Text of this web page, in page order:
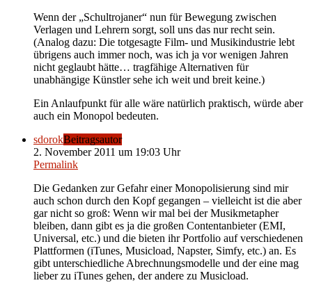
Wenn der „Schultrojaner“ nun für Bewegung zwischen
Verlagen und Lehrern sorgt, soll uns das nur recht sein.
(Analog dazu: Die totgesagte Film- und Musikindustrie lebt
übrigens auch immer noch, was ich ja vor wenigen Jahren
nicht geglaubt hätte… tragfähige Alternativen für
unabhängige Künstler sehe ich weit und breit keine.)
Ein Anlaufpunkt für alle wäre natürlich praktisch, würde aber
auch ein Monopol bedeuten.
sdorokBeitragsautor
2. November 2011 um 19:03 Uhr
Permalink
Die Gedanken zur Gefahr einer Monopolisierung sind mir
auch schon durch den Kopf gegangen – vielleicht ist die aber
gar nicht so groß: Wenn wir mal bei der Musikmetapher
bleiben, dann gibt es ja die großen Contentanbieter (EMI,
Universal, etc.) und die bieten ihr Portfolio auf verschiedenen
Plattformen (iTunes, Musicload, Napster, Simfy, etc.) an. Es
gibt unterschiedliche Abrechnungsmodelle und der eine mag
lieber zu iTunes gehen, der andere zu Musicload.